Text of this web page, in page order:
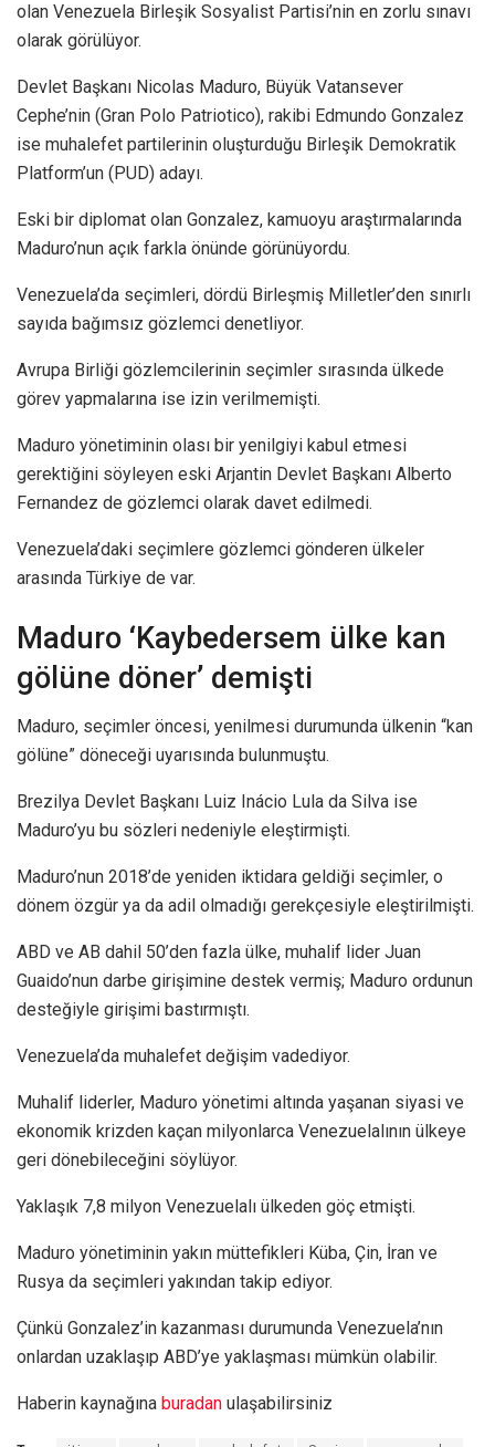
olan Venezuela Birleşik Sosyalist Partisi’nin en zorlu sınavı
olarak görülüyor.
Devlet Başkanı Nicolas Maduro, Büyük Vatansever
Cephe’nin (Gran Polo Patriotico), rakibi Edmundo Gonzalez
ise muhalefet partilerinin oluşturduğu Birleşik Demokratik
Platform’un (PUD) adayı.
Eski bir diplomat olan Gonzalez, kamuoyu araştırmalarında
Maduro’nun açık farkla önünde görünüyordu.
Venezuela’da seçimleri, dördü Birleşmiş Milletler’den sınırlı
sayıda bağımsız gözlemci denetliyor.
Avrupa Birliği gözlemcilerinin seçimler sırasında ülkede
görev yapmalarına ise izin verilmemişti.
Maduro yönetiminin olası bir yenilgiyi kabul etmesi
gerektiğini söyleyen eski Arjantin Devlet Başkanı Alberto
Fernandez de gözlemci olarak davet edilmedi.
Venezuela’daki seçimlere gözlemci gönderen ülkeler
arasında Türkiye de var.
Maduro ‘Kaybedersem ülke kan
gölüne döner’ demişti
Maduro, seçimler öncesi, yenilmesi durumunda ülkenin “kan
gölüne” döneceği uyarısında bulunmuştu.
Brezilya Devlet Başkanı Luiz Inácio Lula da Silva ise
Maduro’yu bu sözleri nedeniyle eleştirmişti.
Maduro’nun 2018’de yeniden iktidara geldiği seçimler, o
dönem özgür ya da adil olmadığı gerekçesiyle eleştirilmişti.
ABD ve AB dahil 50’den fazla ülke, muhalif lider Juan
Guaido’nun darbe girişimine destek vermiş; Maduro ordunun
desteğiyle girişimi bastırmıştı.
Venezuela’da muhalefet değişim vadediyor.
Muhalif liderler, Maduro yönetimi altında yaşanan siyasi ve
ekonomik krizden kaçan milyonlarca Venezuelalının ülkeye
geri dönebileceğini söylüyor.
Yaklaşık 7,8 milyon Venezuelalı ülkeden göç etmişti.
Maduro yönetiminin yakın müttefikleri Küba, Çin, İran ve
Rusya da seçimleri yakından takip ediyor.
Çünkü Gonzalez’in kazanması durumunda Venezuela’nın
onlardan uzaklaşıp ABD’ye yaklaşması mümkün olabilir.
Haberin kaynağına buradan ulaşabilirsiniz